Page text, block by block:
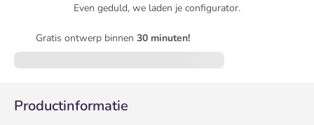
Even geduld, we laden je configurator.
Gratis ontwerp binnen 30 minuten!
Productinformatie